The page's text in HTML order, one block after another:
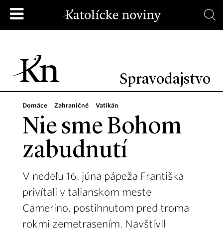
Spravodajstvo
Domáce Zahraničné Vatikán
Nie sme Bohom
zabudnutí
V nedeľu 16. júna pápeža Františka
privítali v talianskom meste
Camerino, postihnutom pred troma
rokmi zemetrasením. Navštívil